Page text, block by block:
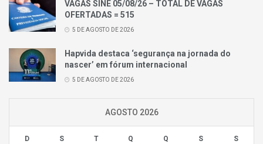
VAGAS SINE 05/08/26 – TOTAL DE VAGAS
OFERTADAS = 515
5 DE AGOSTO DE 2026
Hapvida destaca ‘segurança na jornada do
nascer’ em fórum internacional
5 DE AGOSTO DE 2026
AGOSTO 2026
D S T Q Q S S